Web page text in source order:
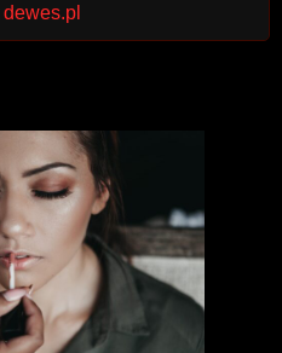
dewes.pl